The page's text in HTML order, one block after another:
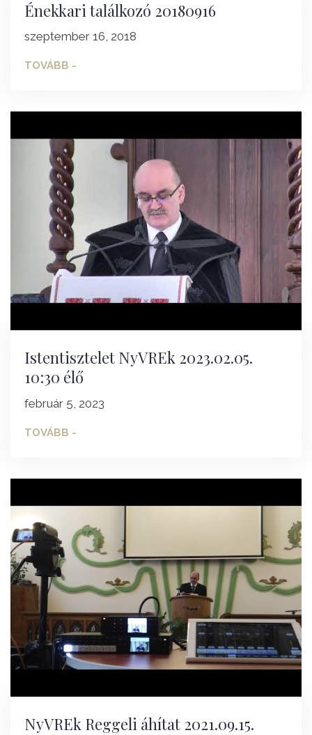
Énekkari találkozó 20180916
szeptember 16, 2018
TOVÁBB -
Istentisztelet NyVREk 2023.02.05.
10:30 élő
február 5, 2023
TOVÁBB -
NyVREk Reggeli áhítat 2021.09.15.